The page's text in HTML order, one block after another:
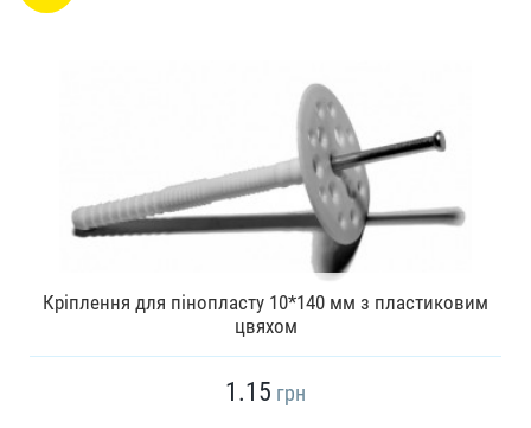
Кріплення для пінопласту 10*140 мм з пластиковим
цвяхом
1.15 грн